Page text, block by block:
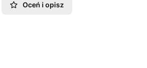
Oceń i opisz